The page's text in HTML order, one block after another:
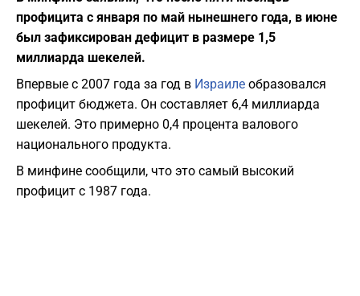
профицита с января по май нынешнего года, в июне
был зафиксирован дефицит в размере 1,5
миллиарда шекелей.
Впервые с 2007 года за год в Израиле образовался
профицит бюджета. Он составляет 6,4 миллиарда
шекелей. Это примерно 0,4 процента валового
национального продукта.
В минфине сообщили, что это самый высокий
профицит с 1987 года.